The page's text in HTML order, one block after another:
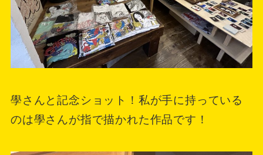
學さんと記念ショット！私が手に持っている
のは學さんが指で描かれた作品です！